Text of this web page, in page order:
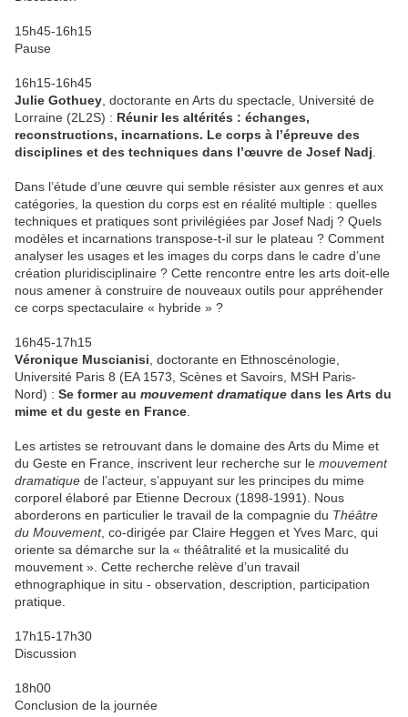
15h45-16h15
Pause
16h15-16h45
Julie Gothuey , doctorante en Arts du spectacle, Université de
Lorraine (2L2S) : Réunir les altérités : échanges,
reconstructions, incarnations. Le corps à l’épreuve des
disciplines et des techniques dans l’œuvre de Josef Nadj
Dans l’étude d’une œuvre qui semble résister aux genres et aux
catégories, la question du corps est en réalité multiple : quelles
techniques et pratiques sont privilégiées par Josef Nadj ? Quels
modèles et incarnations transpose-t-il sur le plateau ? Comment
analyser les usages et les images du corps dans le cadre d’une
création pluridisciplinaire ? Cette rencontre entre les arts doit-elle
nous amener à construire de nouveaux outils pour appréhender
ce corps spectaculaire « hybride » ?
16h45-17h15
Véronique Muscianisi , doctorante en Ethnoscénologie,
Université Paris 8 (EA 1573, Scènes et Savoirs, MSH Paris-
Nord) : Se former au mouvement dramatique dans les Arts du
mime et du geste en France
Les artistes se retrouvant dans le domaine des Arts du Mime et
du Geste en France, inscrivent leur recherche sur le mouvement
dramatique de l’acteur, s’appuyant sur les principes du mime
corporel élaboré par Etienne Decroux (1898-1991). Nous
aborderons en particulier le travail de la compagnie du Théâtre
du Mouvement, co-dirigée par Claire Heggen et Yves Marc, qui
oriente sa démarche sur la « théâtralité et la musicalité du
mouvement ». Cette recherche relève d’un travail
ethnographique in situ - observation, description, participation
pratique.
17h15-17h30
Discussion
18h00
Conclusion de la journée